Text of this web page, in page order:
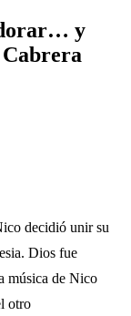
y
decidió unir su
Dios fue
música de Nico
otro